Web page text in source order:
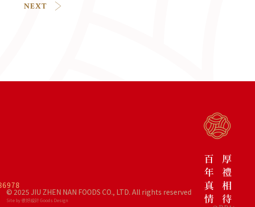
© 2025 JIU ZHEN NAN FOODS CO., LTD. All rights reserved
Site by 很好設計 Goods Design